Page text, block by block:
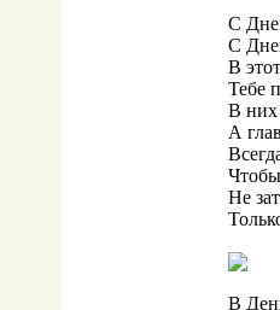
С
С
В
Тебе
В них
А
Не
В